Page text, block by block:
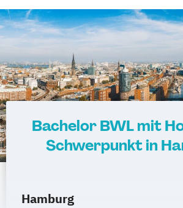
Bachelor BWL mit
Schwerpunkt in
Hamburg